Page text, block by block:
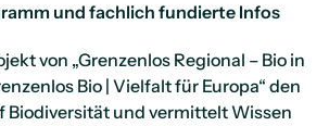
und fachlich fundierte Infos
von „Grenzenlos Regional – Bio in
Bio | Vielfalt für Europa“ den
Biodiversität und vermittelt Wissen